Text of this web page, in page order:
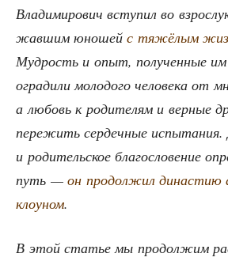
Вла­ди­ми­ро­вич всту­пил во
жав­шим юно­шей с тяжё­лым
Муд­рость и опыт, полу­чен­ные
огра­ди­ли моло­до­го чело­ве­ка от
а любовь к роди­те­лям и вер­ные
пере­жить сер­деч­ные
и роди­тель­ское бла­го­сло­ве­ние
путь — он про­дол­жил дина­стию
кло­уном.
В этой ста­тье мы про­дол­жим